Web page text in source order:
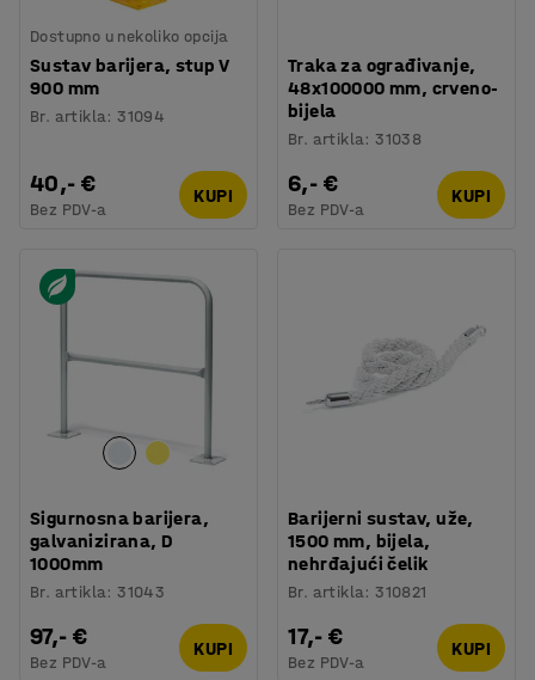
Dostupno u nekoliko opcija
Sustav barijera, stup V
900 mm
Br. artikla:31094
40,- €
Bez PDV-a
KUPI
Traka za ograđivanje,
48x100000 mm, crveno-
bijela
Br. artikla:31038
6,- €
Bez PDV-a
KUPI
Sigurnosna barijera,
galvanizirana, D
1000mm
Br. artikla:31043
97,- €
Bez PDV-a
KUPI
Barijerni sustav, uže,
1500 mm, bijela,
nehrđajući čelik
Br. artikla:310821
17,- €
Bez PDV-a
KUPI